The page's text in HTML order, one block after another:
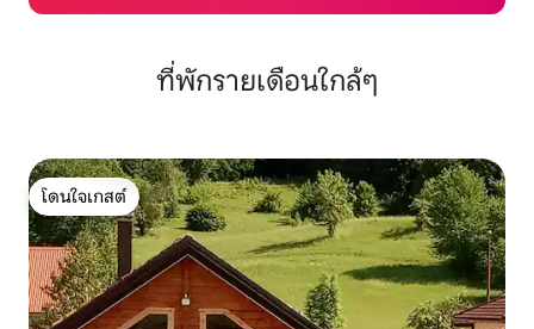
ที่พักรายเดือนใกล้ๆ
โดนใจเกสต์
โดนใจเกสต์